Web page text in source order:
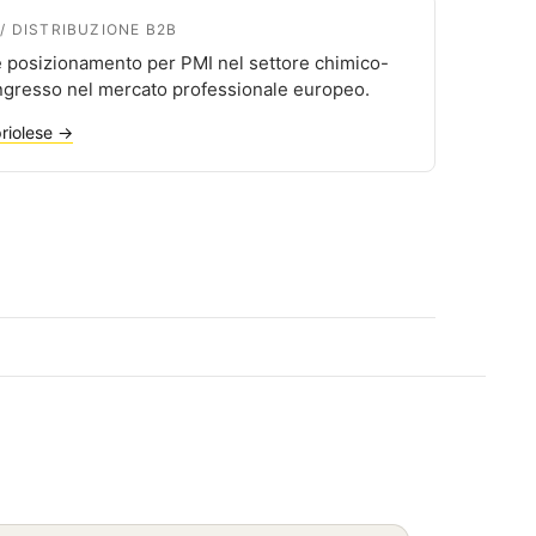
DISTRIBUZIONE B2B
posizionamento per PMI nel settore chimico-
nel mercato professionale europeo.
→